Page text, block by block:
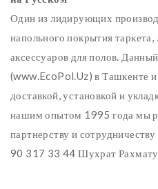
Один из лидирующих
напольного покрытия
аксессуаров для полов.
(www.EcoPol.Uz) в Ташкенте и
доставкой, установкой и
нашим опытом 1995 года мы
партнерству и
90 317 33 44 Шухрат